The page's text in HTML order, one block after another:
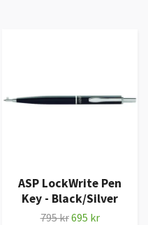
ASP LockWrite Pen
Key - Black/Silver
795 kr695 kr